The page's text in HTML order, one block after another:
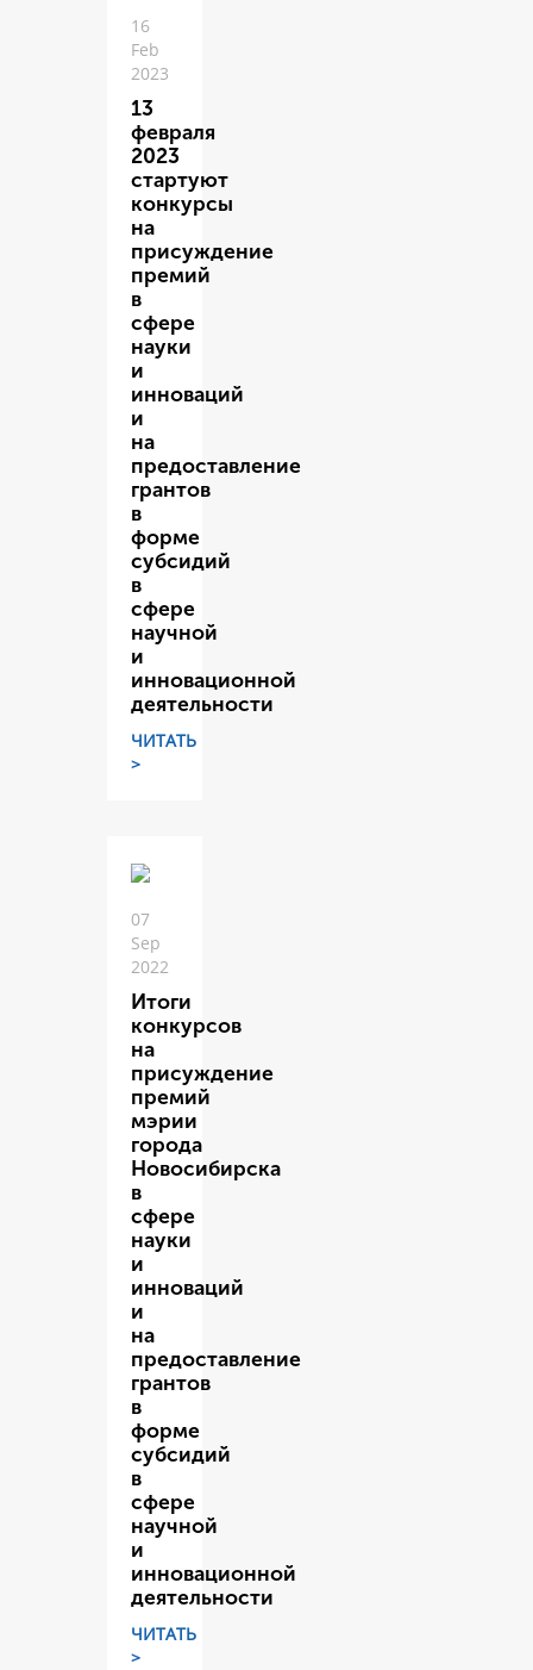
16
Feb
2023
13
февраля
2023
стартуют
конкурсы
на
присуждение
премий
в
сфере
науки
и
инноваций
и
на
предоставление
грантов
в
форме
субсидий
в
сфере
научной
и
инновационной
деятельности
ЧИТАТЬ
>
07
Sep
2022
Итоги
конкурсов
на
присуждение
премий
мэрии
города
Новосибирска
в
сфере
науки
и
инноваций
и
на
предоставление
грантов
в
форме
субсидий
в
сфере
научной
и
инновационной
деятельности
ЧИТАТЬ
>